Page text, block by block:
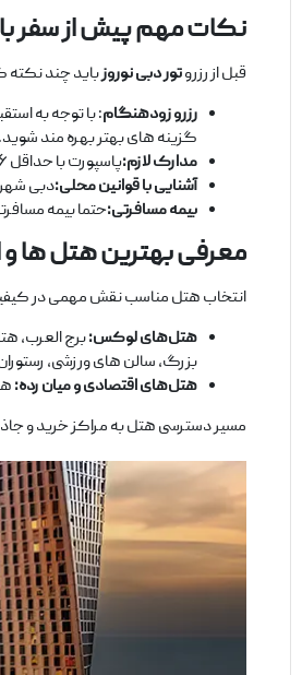
نکات مهم پیش از سفر با
قبل از رزروتور دبی نوروزباید چند نکته
رزرو زودهنگام: با توجه به
گزینه‌ های بهتر بهره ‌مند شوید.
مدارک لازم:پاسپورت با حداقل ۶ ماه اعتبار، عکس پرسنلی، کارت ملی و مدارک شناسایی لازم برای دریافت ویزا از مهم ‌ترین مدارک مورد نیاز است. ویزای امارات معمولاً بین ۵ تا ۷ روز کاری صادر می ‌شود.
آشنایی با قوانین محلی:دبی
بیمه مسافرتی:حتما بیمه
معرفی بهترین هتل‌ها
انتخاب هتل مناسب نقش مهمی در
هتل‌های لوکس:برج العرب،
بزرگ، سالن‌ های ورزشی،
هتل‌های اقتصادی و میان‌رده:
مسیر دسترسی هتل به مراکز خرید و